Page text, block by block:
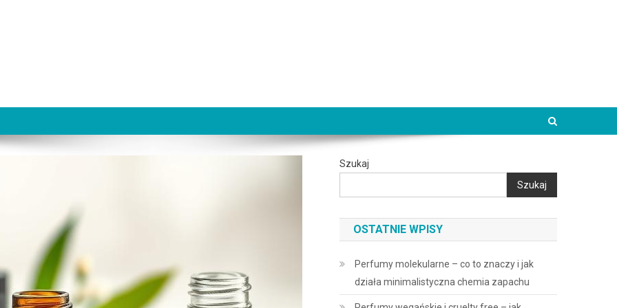
Szukaj
Szukaj
OSTATNIE WPISY
Perfumy molekularne – co to znaczy i jak
działa minimalistyczna chemia zapachu